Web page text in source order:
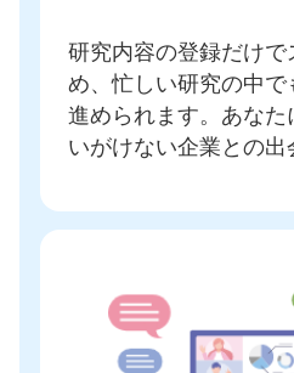
研究内容の登録だけで
め、忙しい研究の中で
進められます。あなた
いがけない企業との出